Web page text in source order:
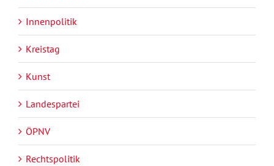
Innenpolitik
Kreistag
Kunst
Landespartei
ÖPNV
Rechtspolitik